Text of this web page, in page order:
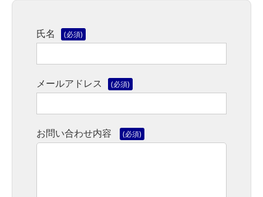
氏名 (必須)
メールアドレス (必須)
お問い合わせ内容 (必須)